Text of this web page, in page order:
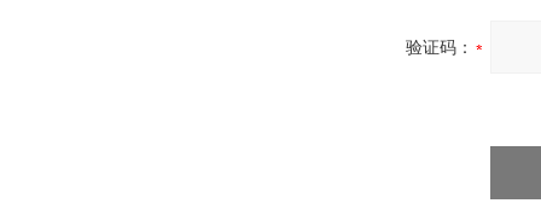
验证码：